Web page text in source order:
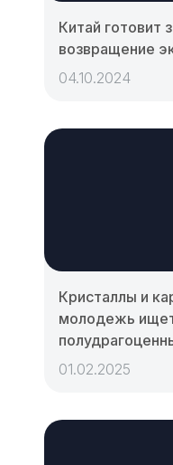
Китай готовит
возвращение
04.10.2024
Кристаллы и
молодежь
01.02.2025